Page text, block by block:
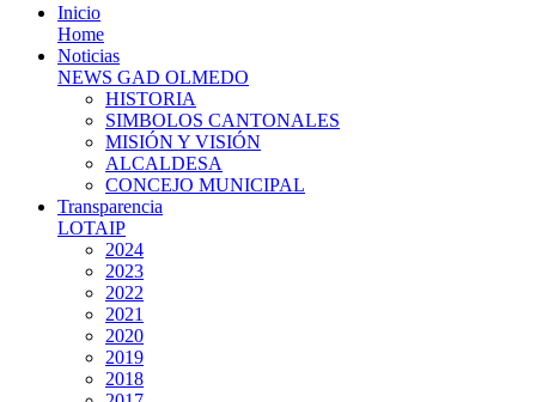
Inicio
Home
Noticias
NEWS GAD OLMEDO
HISTORIA
SIMBOLOS CANTONALES
MISIÓN Y VISIÓN
ALCALDESA
CONCEJO MUNICIPAL
Transparencia
LOTAIP
2024
2023
2022
2021
2020
2019
2018